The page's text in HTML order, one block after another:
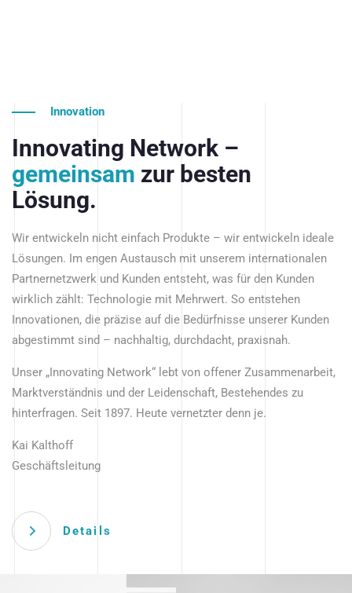
Innovation
Innovating Network –
gemeinsam zur besten
Lösung.
Wir entwickeln nicht einfach Produkte – wir entwickeln ideale
Lösungen. Im engen Austausch mit unserem internationalen
Partnernetzwerk und Kunden entsteht, was für den Kunden
wirklich zählt: Technologie mit Mehrwert. So entstehen
Innovationen, die präzise auf die Bedürfnisse unserer Kunden
abgestimmt sind – nachhaltig, durchdacht, praxisnah.
Unser „Innovating Network“ lebt von offener Zusammenarbeit,
Marktverständnis und der Leidenschaft, Bestehendes zu
hinterfragen. Seit 1897. Heute vernetzter denn je.
Kai Kalthoff
Geschäftsleitung
Details